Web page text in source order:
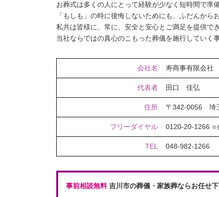
お葬式は多くの人にとって経験が少なく短時間で準
「もしも」の時に後悔しないためにも、ふだんか
私共は皆様に、常に、安全と安心とご満足を提供で
当社ならではの真心のこもった葬儀を施行していく
会社名 寿商事有限会社
代表者 田口 佳弘
住所 〒342-0056 埼
フリーダイヤル 0120-20-1266 ※
TEL 048-982-1266
事前相談無料 吉川市の葬儀・家族葬ならお任せ